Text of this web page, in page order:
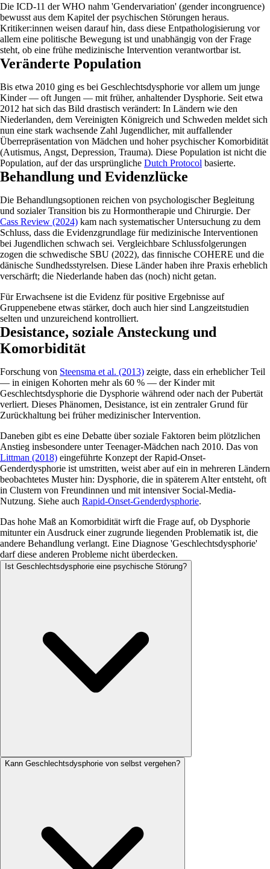
Die ICD-11 der WHO nahm 'Gendervariation' (gender incongruence)
bewusst aus dem Kapitel der psychischen Störungen heraus.
Kritiker:innen weisen darauf hin, dass diese Entpathologisierung vor
allem eine politische Bewegung ist und unabhängig von der Frage
steht, ob eine frühe medizinische Intervention verantwortbar ist.
Veränderte Population
Bis etwa 2010 ging es bei Geschlechtsdysphorie vor allem um junge
Kinder — oft Jungen — mit früher, anhaltender Dysphorie. Seit etwa
2012 hat sich das Bild drastisch verändert: In Ländern wie den
Niederlanden, dem Vereinigten Königreich und Schweden meldet sich
nun eine stark wachsende Zahl Jugendlicher, mit auffallender
Überrepräsentation von Mädchen und hoher psychischer Komorbidität
(Autismus, Angst, Depression, Trauma). Diese Population ist nicht die
Population, auf der das ursprüngliche Dutch Protocol basierte.
Behandlung und Evidenzlücke
Die Behandlungsoptionen reichen von psychologischer Begleitung
und sozialer Transition bis zu Hormontherapie und Chirurgie. Der
Cass Review (2024) kam nach systematischer Untersuchung zu dem
Schluss, dass die Evidenzgrundlage für medizinische Interventionen
bei Jugendlichen schwach sei. Vergleichbare Schlussfolgerungen
zogen die schwedische SBU (2022), das finnische COHERE und die
dänische Sundhedsstyrelsen. Diese Länder haben ihre Praxis erheblich
verschärft; die Niederlande haben das (noch) nicht getan.
Für Erwachsene ist die Evidenz für positive Ergebnisse auf
Gruppenebene etwas stärker, doch auch hier sind Langzeitstudien
selten und unzureichend kontrolliert.
Desistance, soziale Ansteckung und
Komorbidität
Forschung von Steensma et al. (2013) zeigte, dass ein erheblicher Teil
— in einigen Kohorten mehr als 60 % — der Kinder mit
Geschlechtsdysphorie die Dysphorie während oder nach der Pubertät
verliert. Dieses Phänomen, Desistance, ist ein zentraler Grund für
Zurückhaltung bei früher medizinischer Intervention.
Daneben gibt es eine Debatte über soziale Faktoren beim plötzlichen
Anstieg insbesondere unter Teenager-Mädchen nach 2010. Das von
Littman (2018) eingeführte Konzept der Rapid-Onset-
Genderdysphorie ist umstritten, weist aber auf ein in mehreren Ländern
beobachtetes Muster hin: Dysphorie, die in späterem Alter entsteht, oft
in Clustern von Freundinnen und mit intensiver Social-Media-
Nutzung. Siehe auch Rapid-Onset-Genderdysphorie.
Das hohe Maß an Komorbidität wirft die Frage auf, ob Dysphorie
mitunter ein Ausdruck einer zugrunde liegenden Problematik ist, die
andere Behandlung verlangt. Eine Diagnose 'Geschlechtsdysphorie'
darf diese anderen Probleme nicht überdecken.
Ist Geschlechtsdysphorie eine psychische Störung?
Kann Geschlechtsdysphorie von selbst vergehen?